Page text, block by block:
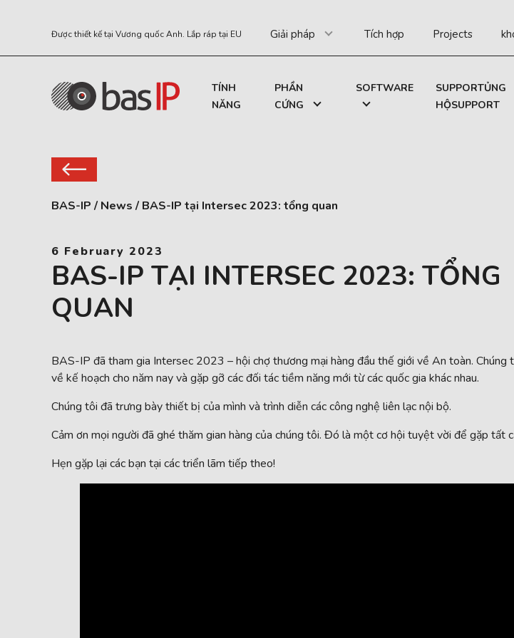
Được thiết kế tại Vương quốc Anh. Lắp ráp tại EU Giải pháp Tích hợp Projects
TÍNH
NĂNG
PHẦN
CỨNG
SOFTWARE
SUPPORTỦNG
HỘSUPPORT
BAS-IP / News / BAS-IP tại Intersec 2023: tổng quan
6 February 2023
BAS-IP TẠI INTERSEC 2023: TỔNG
QUAN
BAS-IP đã tham gia Intersec 2023 – hội chợ thương mại hàng đầu thế giới về An toàn. Chúng
về kế hoạch cho năm nay và gặp gỡ các đối tác tiềm năng mới từ các quốc gia khác nhau.
Chúng tôi đã trưng bày thiết bị của mình và trình diễn các công nghệ liên lạc nội bộ.
Cảm ơn mọi người đã ghé thăm gian hàng của chúng tôi. Đó là một cơ hội tuyệt vời để gặp tất
Hẹn gặp lại các bạn tại các triển lãm tiếp theo!